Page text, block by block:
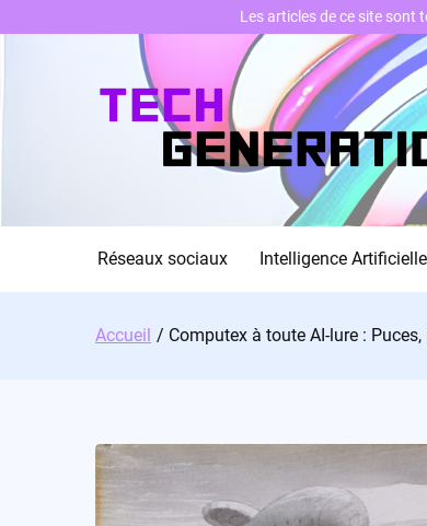
Réseaux sociaux Intelligence Artificielle
Accueil Computex à toute AI-lure :
Les articles de ce site sont